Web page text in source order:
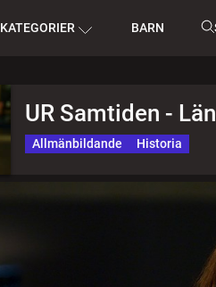
KATEGORIER BARN
UR Samtiden -
Allmänbildande Historia